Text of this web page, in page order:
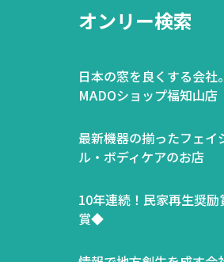
オンリー検索
日本の窓を良くする会社。
MADOショップ福知山店
最新機器の揃ったフェイ
ル・ボディケアのお店
10年連続！民家再生奨
賞◆